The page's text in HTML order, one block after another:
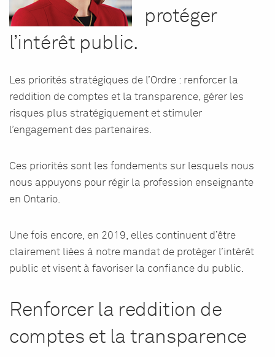
protéger
l’intérêt public.
Les priorités stratégiques de l’Ordre : renforcer la
reddition de comptes et la transparence, gérer les
risques plus stratégiquement et stimuler
l’engagement des partenaires.
Ces priorités sont les fondements sur lesquels nous
nous appuyons pour régir la profession enseignante
en Ontario.
Une fois encore, en 2019, elles continuent d’être
clairement liées à notre mandat de protéger l’intérêt
public et visent à favoriser la confiance du public.
Renforcer la reddition de
comptes et la transparence